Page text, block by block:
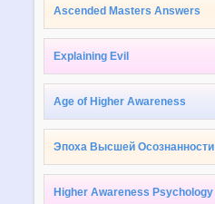
Ascended Masters Answers
Explaining Evil
Age of Higher Awareness
Эпоха Высшей Осознанности
Higher Awareness Psychology